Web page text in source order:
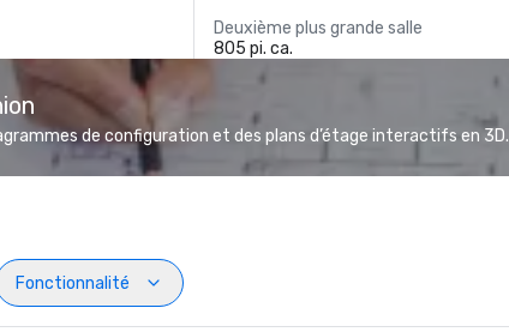
Deuxième plus grande salle
805 pi. ca.
de configuration et des plans d’étage interactifs en 3D.
Fonctionnalité